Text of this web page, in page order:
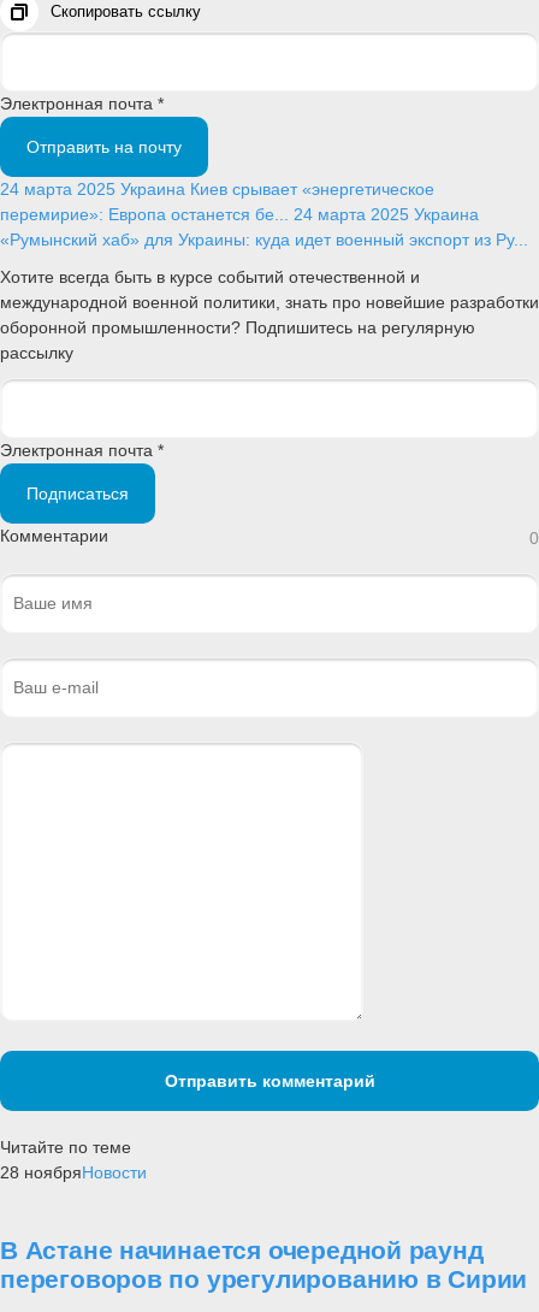
Скопировать ссылку
Электронная почта *
Отправить на почту
24 марта 2025 Украина Киев срывает «энергетическое
перемирие»: Европа останется бе... 24 марта 2025 Украина
«Румынский хаб» для Украины: куда идет военный экспорт из Ру...
Хотите всегда быть в курсе событий отечественной и
международной военной политики, знать про новейшие разработки
оборонной промышленности? Подпишитесь на регулярную
рассылку
Электронная почта *
Подписаться
Комментарии 0
Отправить комментарий
Читайте по теме
28 ноябряНовости
В Астане начинается очередной раунд
переговоров по урегулированию в Сирии